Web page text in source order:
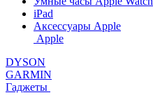
iPad
Аксессуары Apple
Apple
DYSON
GARMIN
Гаджеты